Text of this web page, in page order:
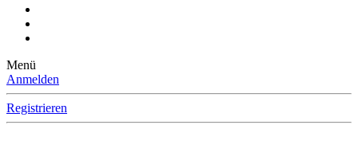
Menü
Anmelden
Registrieren